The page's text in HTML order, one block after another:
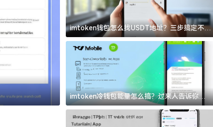
imtoken官方下载
imtoken钱包怎么找USDT地址？三步搞定不踩
坑
imtoken冷钱包能量怎么搞？过来人告诉你门
道